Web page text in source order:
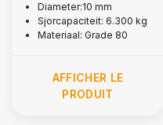
Diameter:10 mm
Sjorcapaciteit: 6.300 kg
Materiaal: Grade 80
AFFICHER LE
PRODUIT